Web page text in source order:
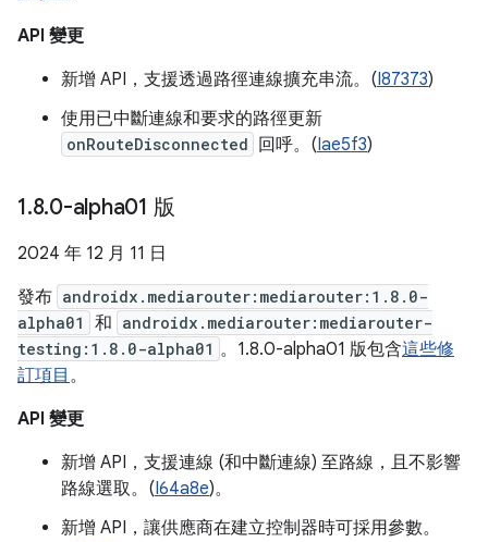
API 變更
新增 API，支援透過路徑連線擴充串流。(I87373)
使用已中斷連線和要求的路徑更新
onRouteDisconnected 回呼。(Iae5f3)
1.8.0-alpha01 版
2024 年 12 月 11 日
發布 androidx.mediarouter:mediarouter:1.8.0-
alpha01
和 androidx.mediarouter:mediarouter-
testing:1.8.0-alpha01 。1.8.0-alpha01 版包含這些修
訂項目 。
API 變更
新增 API，支援連線 (和中斷連線) 至路線，且不影響
路線選取。(I64a8e)。
新增 API，讓供應商在建立控制器時可採用參數。